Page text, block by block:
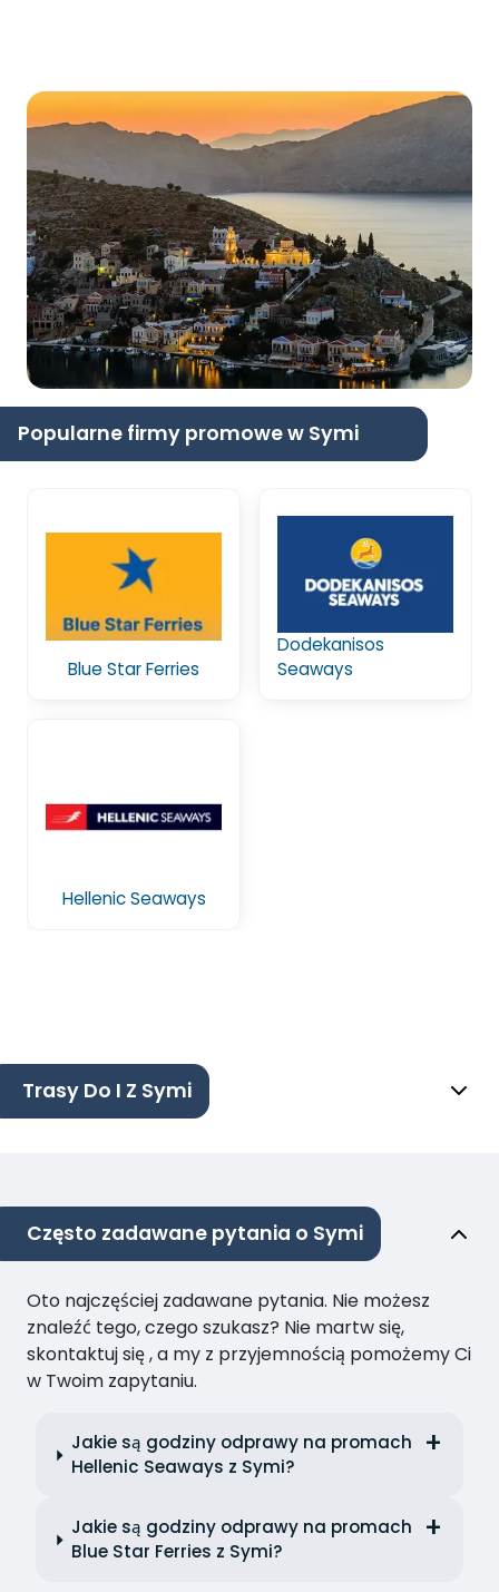
Popularne firmy promowe w Symi
Blue Star Ferries
Dodekanisos
Seaways
Hellenic Seaways
Trasy Do I Z Symi
Często zadawane pytania o Symi
Oto najczęściej zadawane pytania. Nie możesz
znaleźć tego, czego szukasz? Nie martw się,
skontaktuj się , a my z przyjemnością pomożemy Ci
w Twoim zapytaniu.
Jakie są godziny odprawy na promach
Hellenic Seaways z Symi?
Jakie są godziny odprawy na promach
Blue Star Ferries z Symi?